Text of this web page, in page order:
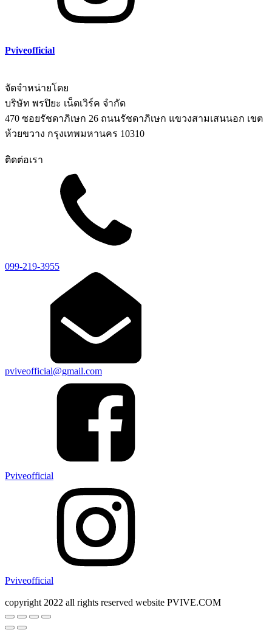
Pviveofficial
จัดจำหน่ายโดย
บริษัท พรปิยะ เน็ตเวิร์ค จำกัด
470 ซอยรัชดาภิเษก 26 ถนนรัชดาภิเษก แขวงสามเสนนอก เขต
ห้วยขวาง กรุงเทพมหานคร 10310
ติดต่อเรา
099-219-3955
pviveofficial@gmail.com
Pviveofficial
Pviveofficial
copyright 2022 all rights reserved website PVIVE.COM